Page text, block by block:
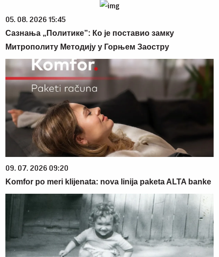
05. 08. 2026 15:45
Сазнања „Политике”: Ко је поставио замку
Митрополиту Методију у Горњем Заостру
09. 07. 2026 09:20
Komfor po meri klijenata: nova linija paketa ALTA banke